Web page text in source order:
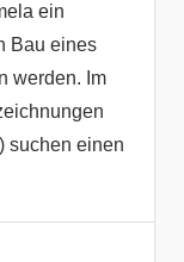
ein
Bau eines
werden. Im
suchen einen